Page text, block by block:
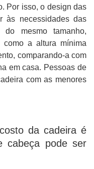
Por isso, o design das
às necessidades das
do mesmo tamanho,
como a altura mínima
comparando-a com
em casa. Pessoas de
com as menores
da cadeira é
cabeça pode ser